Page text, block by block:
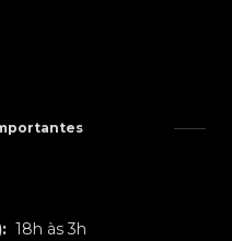
18h às 3h